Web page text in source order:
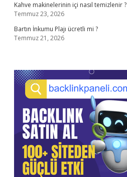
Kahve makinelerinin içi nasıl temizlenir ?
Temmuz 23, 2026
Bartın İnkumu Plajı ücretli mi ?
Temmuz 21, 2026